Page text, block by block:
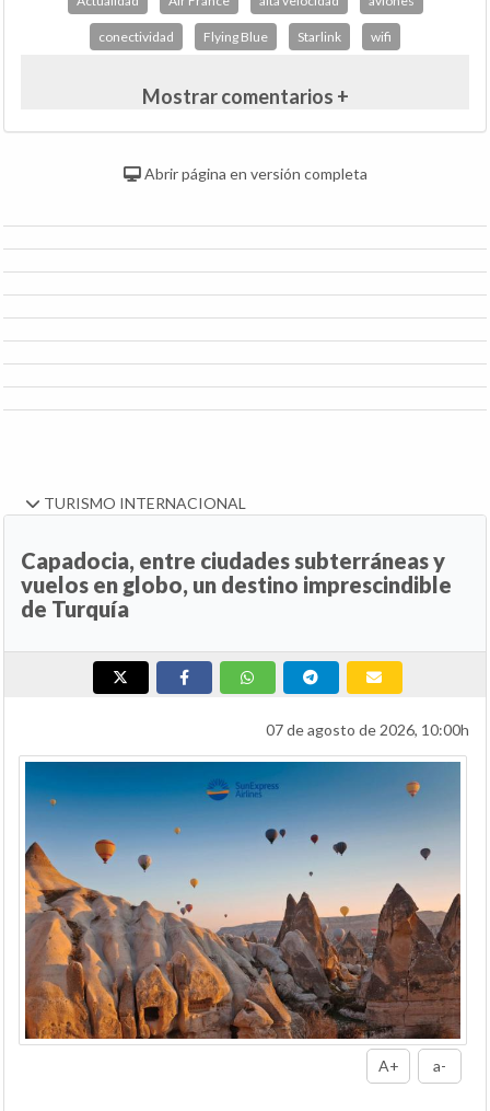
conectividad Flying Blue Starlink wifi
Mostrar comentarios +
Abrir página en versión completa
TURISMO INTERNACIONAL
Capadocia, entre ciudades subterráneas y
vuelos en globo, un destino imprescindible
de Turquía
07 de agosto de 2026, 10:00h
A+ a-